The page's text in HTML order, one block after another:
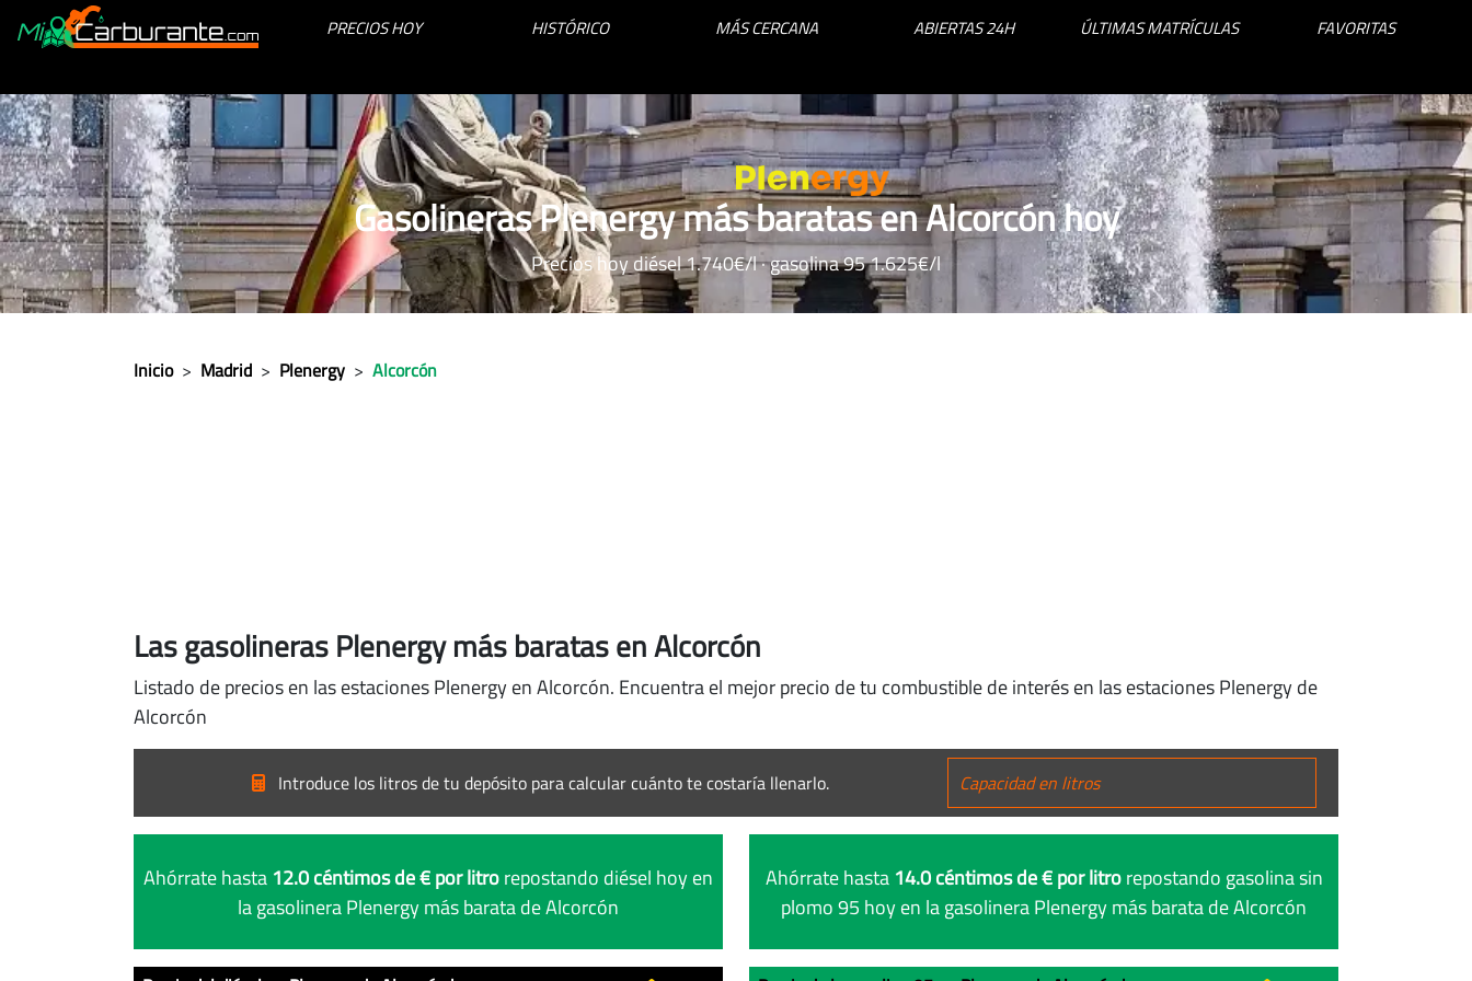
PRECIOS HOY HISTÓRICO MÁS CERCANA ABIERTAS 24H ÚLTIMAS MATRÍCULAS FAVORITAS
Gasolineras Plenergy más baratas en Alcorcón hoy
Precios hoy diésel 1.740€/l · gasolina 95 1.625€/l
Inicio > Madrid > Plenergy > Alcorcón
Las gasolineras Plenergy más baratas en Alcorcón
Listado de precios en las estaciones Plenergy en Alcorcón. Encuentra el mejor precio de tu combustible de interés en las estaciones Plenergy de
Alcorcón
Introduce los litros de tu depósito para calcular cuánto te costaría llenarlo.
Ahórrate hasta 12.0 céntimos de € por litrorepostando diésel hoy en
la gasolinera Plenergy más barata de Alcorcón
Ahórrate hasta 14.0 céntimos de € por litrorepostando gasolina sin
plomo 95 hoy en la gasolinera Plenergy más barata de Alcorcón